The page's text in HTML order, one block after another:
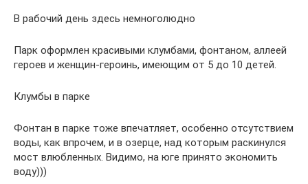
В рабочий день здесь немноголюдно
Парк оформлен красивыми клумбами, фонтаном, аллеей
героев и женщин-героинь, имеющим от 5 до 10 детей.
Клумбы в парке
Фонтан в парке тоже впечатляет, особенно отсутствием
воды, как впрочем, и в озерце, над которым раскинулся
мост влюбленных. Видимо, на юге принято экономить
воду)))